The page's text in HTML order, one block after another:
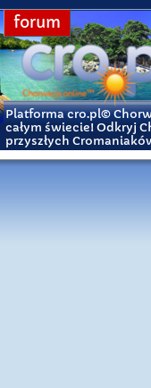
forum
Platforma cro.pl©
całym świecie! Odkryj
przyszłych